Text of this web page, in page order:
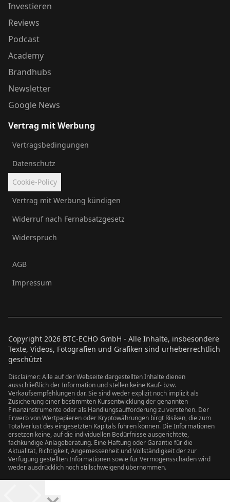
Investieren
Reviews
Podcast
Academy
Brandhubs
Newsletter
Google News
Vertrag mit Werbung
Vertragsbedingungen
Datenschutz
Cookie-Policy
Vertrag mit Werbung kündigen
Widerruf nach Fernabsatzgesetz
Widerspruch
AGB
Impressum
Copyright 2026 BTC-ECHO GmbH - Alle Inhalte, insbesondere
Texte, Videos, Fotografien und Grafiken sind urheberrechtlich
geschützt
Disclaimer: Alle auf der Webseite dargestellten Inhalte dienen
ausschließlich der Information und stellen keine Kauf- bzw.
Verkaufsempfehlungen dar. Sie sind weder explizit noch implizit als
Zusicherung einer bestimmten Kursentwicklung der genannten
Finanzinstrumente oder als Handlungsaufforderung zu verstehen. Der
Erwerb von Wertpapieren oder Kryptowährungen birgt Risiken, die zum
Totalverlust des eingesetzten Kapitals führen können. Die Informationen
ersetzen keine, auf die individuellen Bedürfnisse ausgerichtete,
fachkundige Anlageberatung. Eine Haftung oder Garantie für die
Aktualität, Richtigkeit, Angemessenheit und Vollständigkeit der zur
Verfügung gestellten Informationen sowie für Vermögensschäden wird
weder ausdrücklich noch stillschweigend übernommen.